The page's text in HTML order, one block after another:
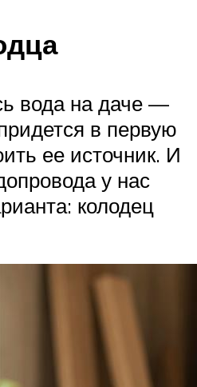
вода на даче —
в первую
ее источник. И
у нас
колодец